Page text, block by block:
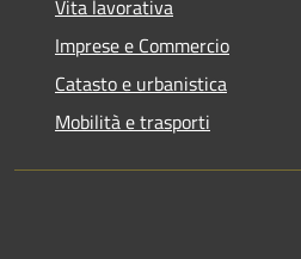
Vita lavorativa
Imprese e Commercio
Catasto e urbanistica
Mobilità e trasporti